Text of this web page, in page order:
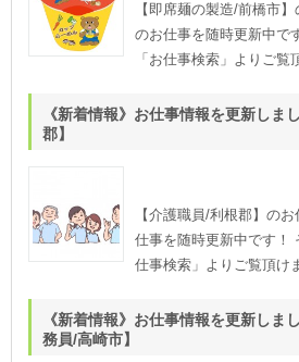
【即席麺の製造/前橋市
のお仕事を随時更新中で
「お仕事検索」よりご覧
《新着情報》お仕事情報を更新しま
郡】
【介護職員/利根郡】の
仕事を随時更新中です！
仕事検索」よりご覧頂け
《新着情報》お仕事情報を更新しま
務員/高崎市】